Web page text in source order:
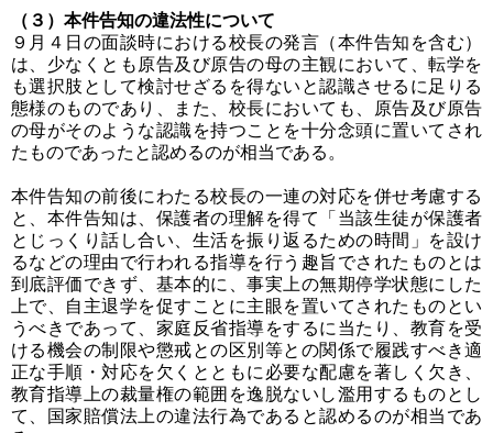
（３）本件告知の違法性について
９月４日の面談時における校長の発言（本件告知を含む）
は、少なくとも原告及び原告の母の主観において、転学を
も選択肢として検討せざるを得ないと認識させるに足りる
態様のものであり、また、校長においても、原告及び原告
の母がそのような認識を持つことを十分念頭に置いてされ
たものであったと認めるのが相当である。
本件告知の前後にわたる校長の一連の対応を併せ考慮する
と、本件告知は、保護者の理解を得て「当該生徒が保護者
とじっくり話し合い、生活を振り返るための時間」を設け
るなどの理由で行われる指導を行う趣旨でされたものとは
到底評価できず、基本的に、事実上の無期停学状態にした
上で、自主退学を促すことに主眼を置いてされたものとい
うべきであって、家庭反省指導をするに当たり、教育を受
ける機会の制限や懲戒との区別等との関係で履践すべき適
正な手順・対応を欠くとともに必要な配慮を著しく欠き、
教育指導上の裁量権の範囲を逸脱ないし濫用するものとし
て、国家賠償法上の違法行為であると認めるのが相当であ